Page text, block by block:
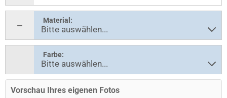
Material:
Farbe:
Vorschau Ihres eigenen Fotos